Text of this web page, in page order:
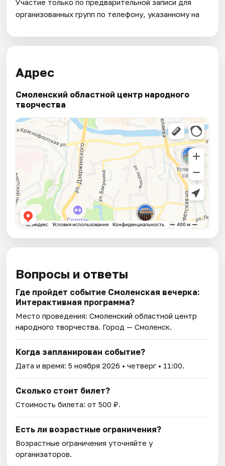
Участие только по предварительной записи для
организованных групп по телефону, указанному на
Адрес
Смоленский областной центр народного
творчества
Вопросы и ответы
Где пройдет событие Смоленская вечерка:
Интерактивная программа?
Место проведения:Смоленский областной центр
народного творчества. Город — Смоленск.
Когда запланирован событие?
Дата и время:5 ноября 2026 • четверг • 11:00.
Сколько стоит билет?
Стоимость билета: от 500 ₽.
Есть ли возрастные ограничения?
Возрастные ограничения уточняйте у
организаторов.